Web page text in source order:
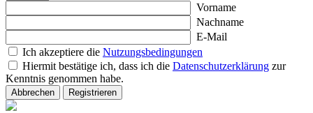
Vorname
Nachname
E-Mail
Ich akzeptiere die Nutzungsbedingungen
Hiermit bestätige ich, dass ich die Datenschutzerklärung zur
Kenntnis genommen habe.
Abbrechen Registrieren